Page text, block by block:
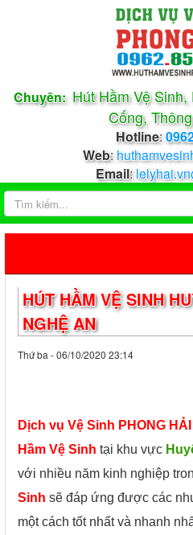
Chuyên: Hút Hầm Vệ
Cống,
Hotline:
Web:
Email:
HÚT HẦM VỆ SINH
NGHỆ AN
Thứ ba - 06/10/2020 23:14
Dịch vụ Vệ Sinh PHONG HẢI
Hầm Vệ Sinh tại khu vực
với nhiều năm kinh nghiệp
Sinh sẽ đáp ứng được các
một cách tốt nhất và nhanh